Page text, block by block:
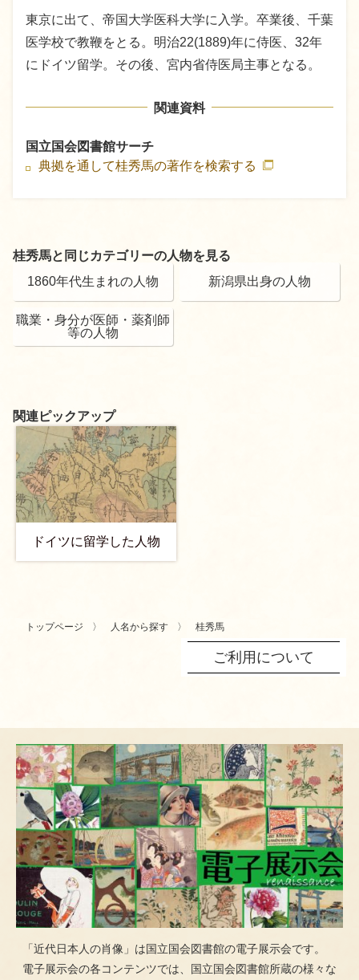
東京に出て、帝国大学医科大学に入学。卒業後、千葉
医学校で教鞭をとる。明治22(1889)年に侍医、32年
にドイツ留学。その後、宮内省侍医局主事となる。
関連資料
国立国会図書館サーチ
典拠を通して桂秀馬の著作を検索する
桂秀馬と同じカテゴリーの人物を見る
1860年代生まれの人物
新潟県出身の人物
職業・身分が医師・薬剤師
等の人物
関連ピックアップ
ドイツに留学した人物
トップページ 人名から探す 桂秀馬
ご利用について
「近代日本人の肖像」は国立国会図書館の電子展示会です。
電子展示会の各コンテンツでは、国立国会図書館所蔵の様々な